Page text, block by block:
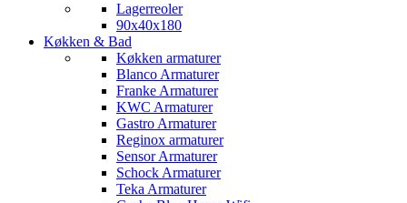
Lagerreoler
90x40x180
Køkken & Bad
Køkken armaturer
Blanco Armaturer
Franke Armaturer
KWC Armaturer
Gastro Armaturer
Reginox armaturer
Sensor Armaturer
Schock Armaturer
Teka Armaturer